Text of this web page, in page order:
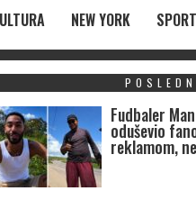
NEW YORK SPORT
Fudbaler
oduševio
reklamom,